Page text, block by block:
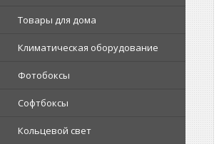
Товары для дома
Климатическая оборудование
Фотобоксы
Софтбоксы
Кольцевой свет